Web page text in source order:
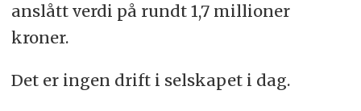
anslått verdi på rundt 1,7 millioner
kroner.
Det er ingen drift i selskapet i dag.